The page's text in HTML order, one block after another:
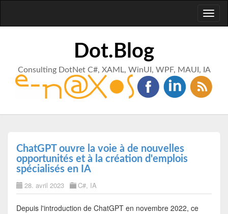
Dot.Blog
Consulting DotNet C#, XAML, WinUI, WPF, MAUI, IA
ChatGPT ouvre la voie à de nouvelles
opportunités et à la création d'emplois
spécialisés en IA
28. avril 2023 C#, IA
Depuis l'introduction de ChatGPT en novembre 2022, ce